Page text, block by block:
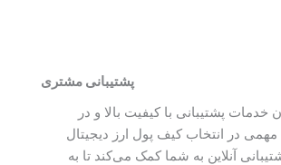
پشتیبانی مشتری
پشتیبانی با کیفیت بالا و در
در انتخاب کیف پول ارز دیجیتال
آنلاین به شما کمک می‌کند تا به